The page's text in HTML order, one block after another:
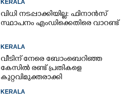
KERALA
വിധി നടപ്പാക്കിയില്ല: ഫിനാൻസ്
സ്ഥാപനം എംഡിക്കെതിരെ വാറണ്ട്
KERALA
വീടിന് നേരെ ബോംബെറിഞ്ഞ
കേസിൽ രണ്ട് പ്രതികളെ
കുറ്റവിമുക്തരാക്കി
KERALA